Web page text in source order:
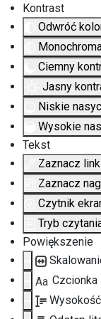
Kontrast
Odwróć
Ciemny
Jasny
Niskie
Wysokie
Tekst
Zaznacz
Zaznacz
Czytnik
Tryb
Powiększenie
Aa Czcionka